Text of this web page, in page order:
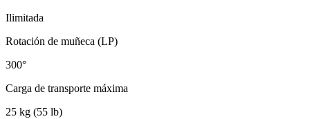
Ilimitada
Rotación de muñeca (LP)
300°
Carga de transporte máxima
25 kg (55 lb)